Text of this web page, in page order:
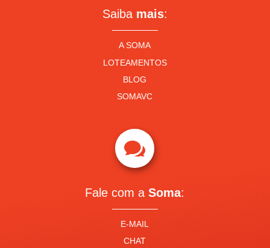
Saiba mais:
A SOMA
LOTEAMENTOS
BLOG
SOMAVC

Fale com aSoma:
E-MAIL
CHAT